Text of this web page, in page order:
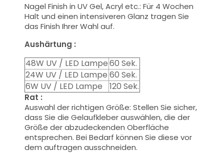
Nagel Finish in UV Gel, Acryl etc.: Für 4 Wochen
Halt und einen intensiveren Glanz tragen Sie
das Finish Ihrer Wahl auf.
Aushärtung :
48W UV / LED Lampe60 Sek.
24W UV / LED Lampe 60 Sek.
6W UV / LED Lampe
120Sek.
Rat :
Auswahl der richtigen Größe: Stellen Sie sicher,
dass Sie die Gelaufkleber auswählen, die der
Größe der abzudeckenden Oberfläche
entsprechen. Bei Bedarf können Sie diese vor
dem auftragen ausschneiden.